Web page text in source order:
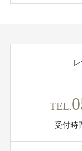
TEL.
受付時